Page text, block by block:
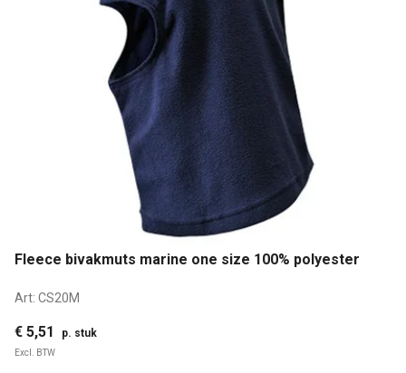
Fleece bivakmuts marine one size 100% polyester
Art: CS20M
€ 5,51 p. stuk
Excl. BTW